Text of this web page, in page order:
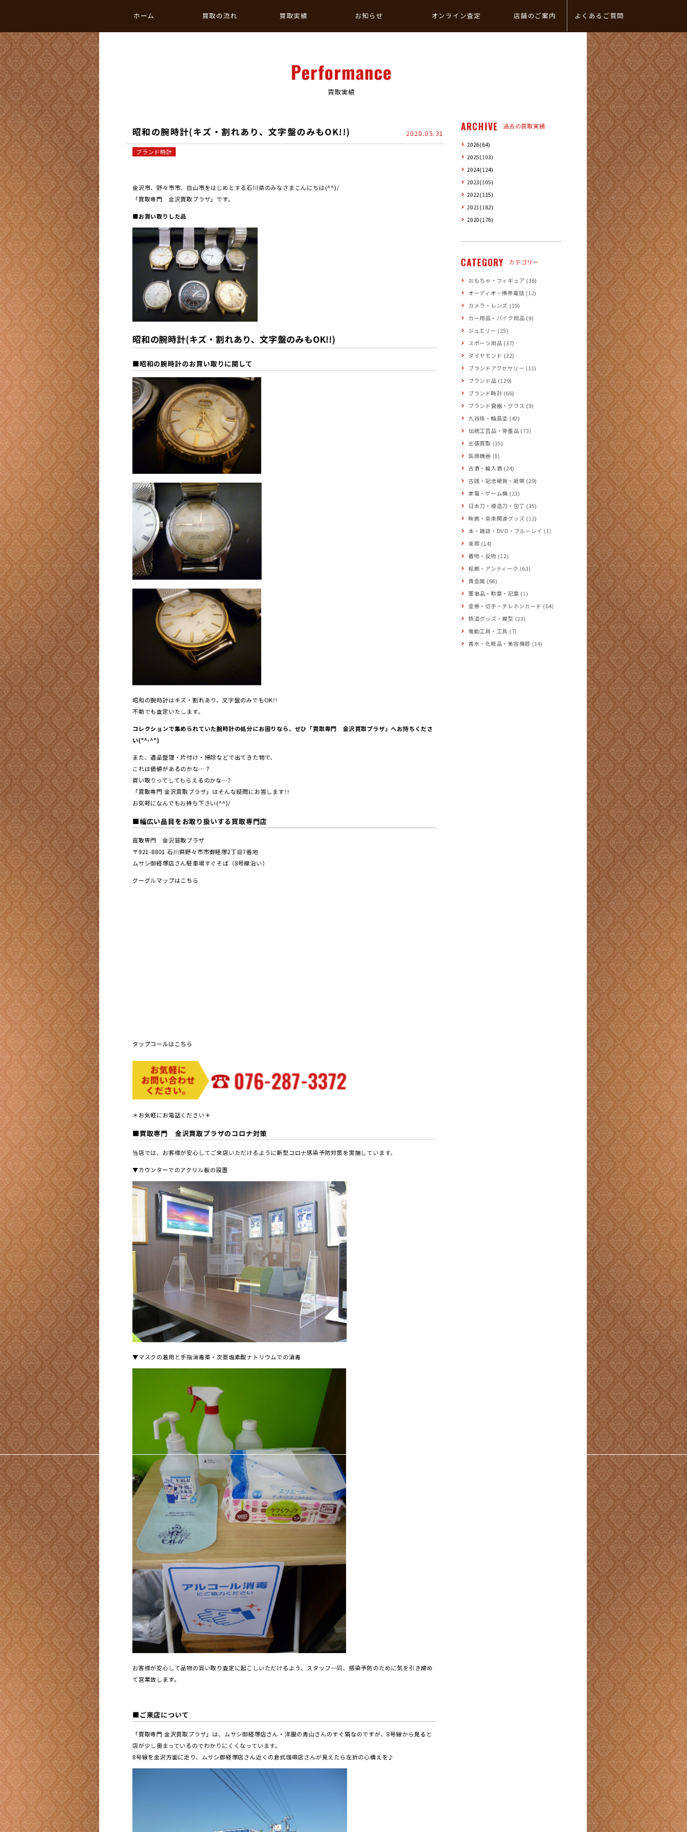
ホーム 買取の流れ 買取実績 お知らせ オンライン査定 店舗のご案内 よくあるご質問
Performance
買取実績
昭和の腕時計(キズ・割れあり、文字盤のみもOK!!) 2020.05.31
ブランド時計
金沢市、野々市市、白山市をはじめとする石川県のみなさまこんにちは(^^)/
「買取専門 金沢買取プラザ」です。
■お買い取りした品
昭和の腕時計(キズ・割れあり、文字盤のみもOK!!)
■昭和の腕時計のお買い取りに関して
昭和の腕時計はキズ・割れあり、文字盤のみでもOK!!
不動でも査定いたします。
コレクションで集められていた腕時計の処分にお困りなら、ぜひ「買取専門 金沢買取プラザ」へお持ちくださ
い(*^-^*)
また、遺品整理・片付け・掃除などで出てきた物で、
これは価値があるのかな…？
買い取りってしてもらえるのかな…?
「買取専門 金沢買取プラザ」はそんな疑問にお答します!!
お気軽になんでもお持ち下さい(^^)/
■幅広い品目をお取り扱いする買取専門店
買取専門 金沢買取プラザ
〒921-8801 ⽯川県野々市市御経塚2丁⽬7番地
ムサシ御経塚店さん駐車場すぐそば（8号線沿い）
グーグルマップはこちら
タップコールはこちら
＊お気軽にお電話ください＊
■買取専門 金沢買取プラザのコロナ対策
当店では、お客様が安心してご来店いただけるように新型コロナ感染予防対策を実施しています。
▼カウンターでのアクリル板の設置
▼マスクの着用と手指消毒薬・次亜塩素酸ナトリウムでの消毒
お客様が安心して品物の買い取り査定に起こしいただけるよう、スタッフ一同、感染予防のために気を引き締め
て営業致します。
■ご来店について
「買取専門 金沢買取プラザ」は、ムサシ御経塚店さん・洋服の青山さんのすぐ隣なのですが、8号線から見ると
店が少し奥まっているのでわかりにくくなっています。
8号線を金沢方面に走り、ムサシ御経塚店さん近くの倉式珈琲店さんが見えたら左折の心構えを♪
ARCHIVE 過去の買取実績
2026(64)
2025(103)
2024(124)
2023(105)
2022(115)
2021(182)
2020(176)
CATEGORY カテゴリー
おもちゃ・フィギュア (36)
オーディオ・携帯電話 (12)
カメラ・レンズ (19)
カー用品・バイク用品 (9)
ジュエリー (25)
スポーツ用品 (37)
ダイヤモンド (22)
ブランドアクセサリー (11)
ブランド品 (129)
ブランド時計 (66)
ブランド食器・グラス (9)
九谷焼・輪島塗 (42)
伝統工芸品・骨董品 (73)
出張買取 (35)
医療機器 (1)
古酒・輸入酒 (24)
古銭・記念硬貨・紙幣 (29)
家電・ゲーム機 (23)
日本刀・模造刀・包丁 (35)
映画・音楽関連グッズ (12)
本・雑誌・DVD・ブルーレイ (1)
楽器 (14)
着物・反物 (12)
絵画・アンティーク (63)
貴金属 (66)
軍事品・勲章・記章 (1)
金券・切手・テレホンカード (64)
鉄道グッズ・模型 (23)
電動工具・工具 (7)
香水・化粧品・美容機器 (14)